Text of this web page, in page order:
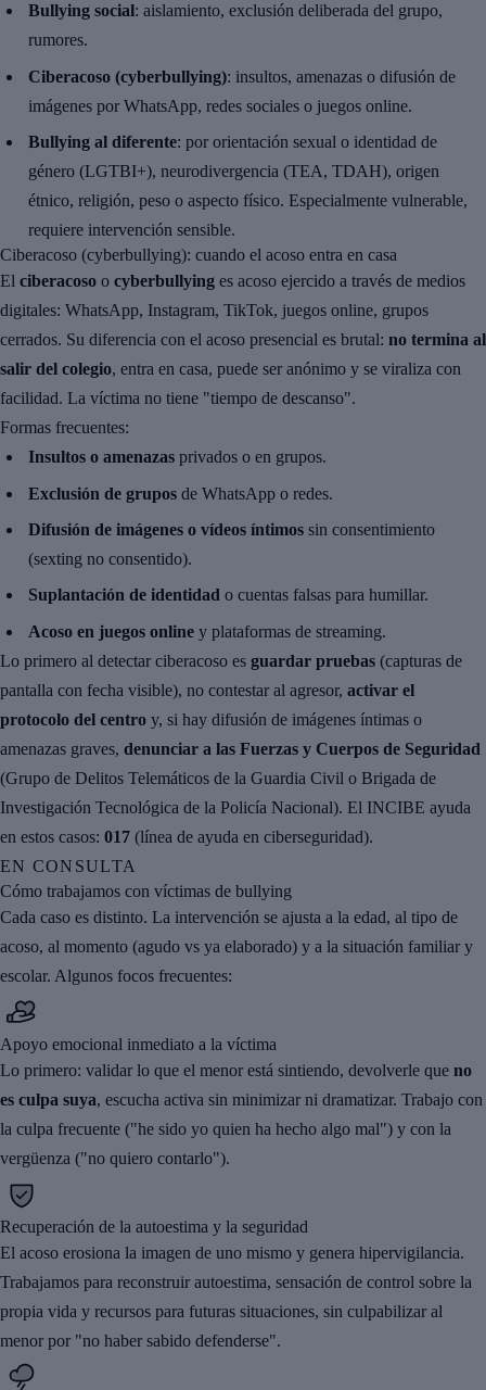
Bullying social: aislamiento, exclusión deliberada del grupo,
rumores.
Ciberacoso (cyberbullying): insultos, amenazas o difusión de
imágenes por WhatsApp, redes sociales o juegos online.
Bullying al diferente: por orientación sexual o identidad de
género (LGTBI+), neurodivergencia (TEA, TDAH), origen
étnico, religión, peso o aspecto físico. Especialmente vulnerable,
requiere intervención sensible.
Ciberacoso (cyberbullying): cuando el acoso entra en casa
El ciberacoso o cyberbullying es acoso ejercido a través de medios
digitales: WhatsApp, Instagram, TikTok, juegos online, grupos
cerrados. Su diferencia con el acoso presencial es brutal: no termina al
salir del colegio, entra en casa, puede ser anónimo y se viraliza con
facilidad. La víctima no tiene "tiempo de descanso".
Formas frecuentes:
Insultos o amenazas privados o en grupos.
Exclusión de grupos de WhatsApp o redes.
Difusión de imágenes o vídeos íntimos sin consentimiento
(sexting no consentido).
Suplantación de identidad o cuentas falsas para humillar.
Acoso en juegos online y plataformas de streaming.
Lo primero al detectar ciberacoso es guardar pruebas (capturas de
pantalla con fecha visible), no contestar al agresor, activar el
protocolo del centro y, si hay difusión de imágenes íntimas o
amenazas graves, denunciar a las Fuerzas y Cuerpos de Seguridad
(Grupo de Delitos Telemáticos de la Guardia Civil o Brigada de
Investigación Tecnológica de la Policía Nacional). El INCIBE ayuda
en estos casos: 017 (línea de ayuda en ciberseguridad).
EN CONSULTA
Cómo trabajamos con víctimas de bullying
Cada caso es distinto. La intervención se ajusta a la edad, al tipo de
acoso, al momento (agudo vs ya elaborado) y a la situación familiar y
escolar. Algunos focos frecuentes:
Apoyo emocional inmediato a la víctima
Lo primero: validar lo que el menor está sintiendo, devolverle que no
es culpa suya, escucha activa sin minimizar ni dramatizar. Trabajo con
la culpa frecuente ("he sido yo quien ha hecho algo mal") y con la
vergüenza ("no quiero contarlo").
Recuperación de la autoestima y la seguridad
El acoso erosiona la imagen de uno mismo y genera hipervigilancia.
Trabajamos para reconstruir autoestima, sensación de control sobre la
propia vida y recursos para futuras situaciones, sin culpabilizar al
menor por "no haber sabido defenderse".